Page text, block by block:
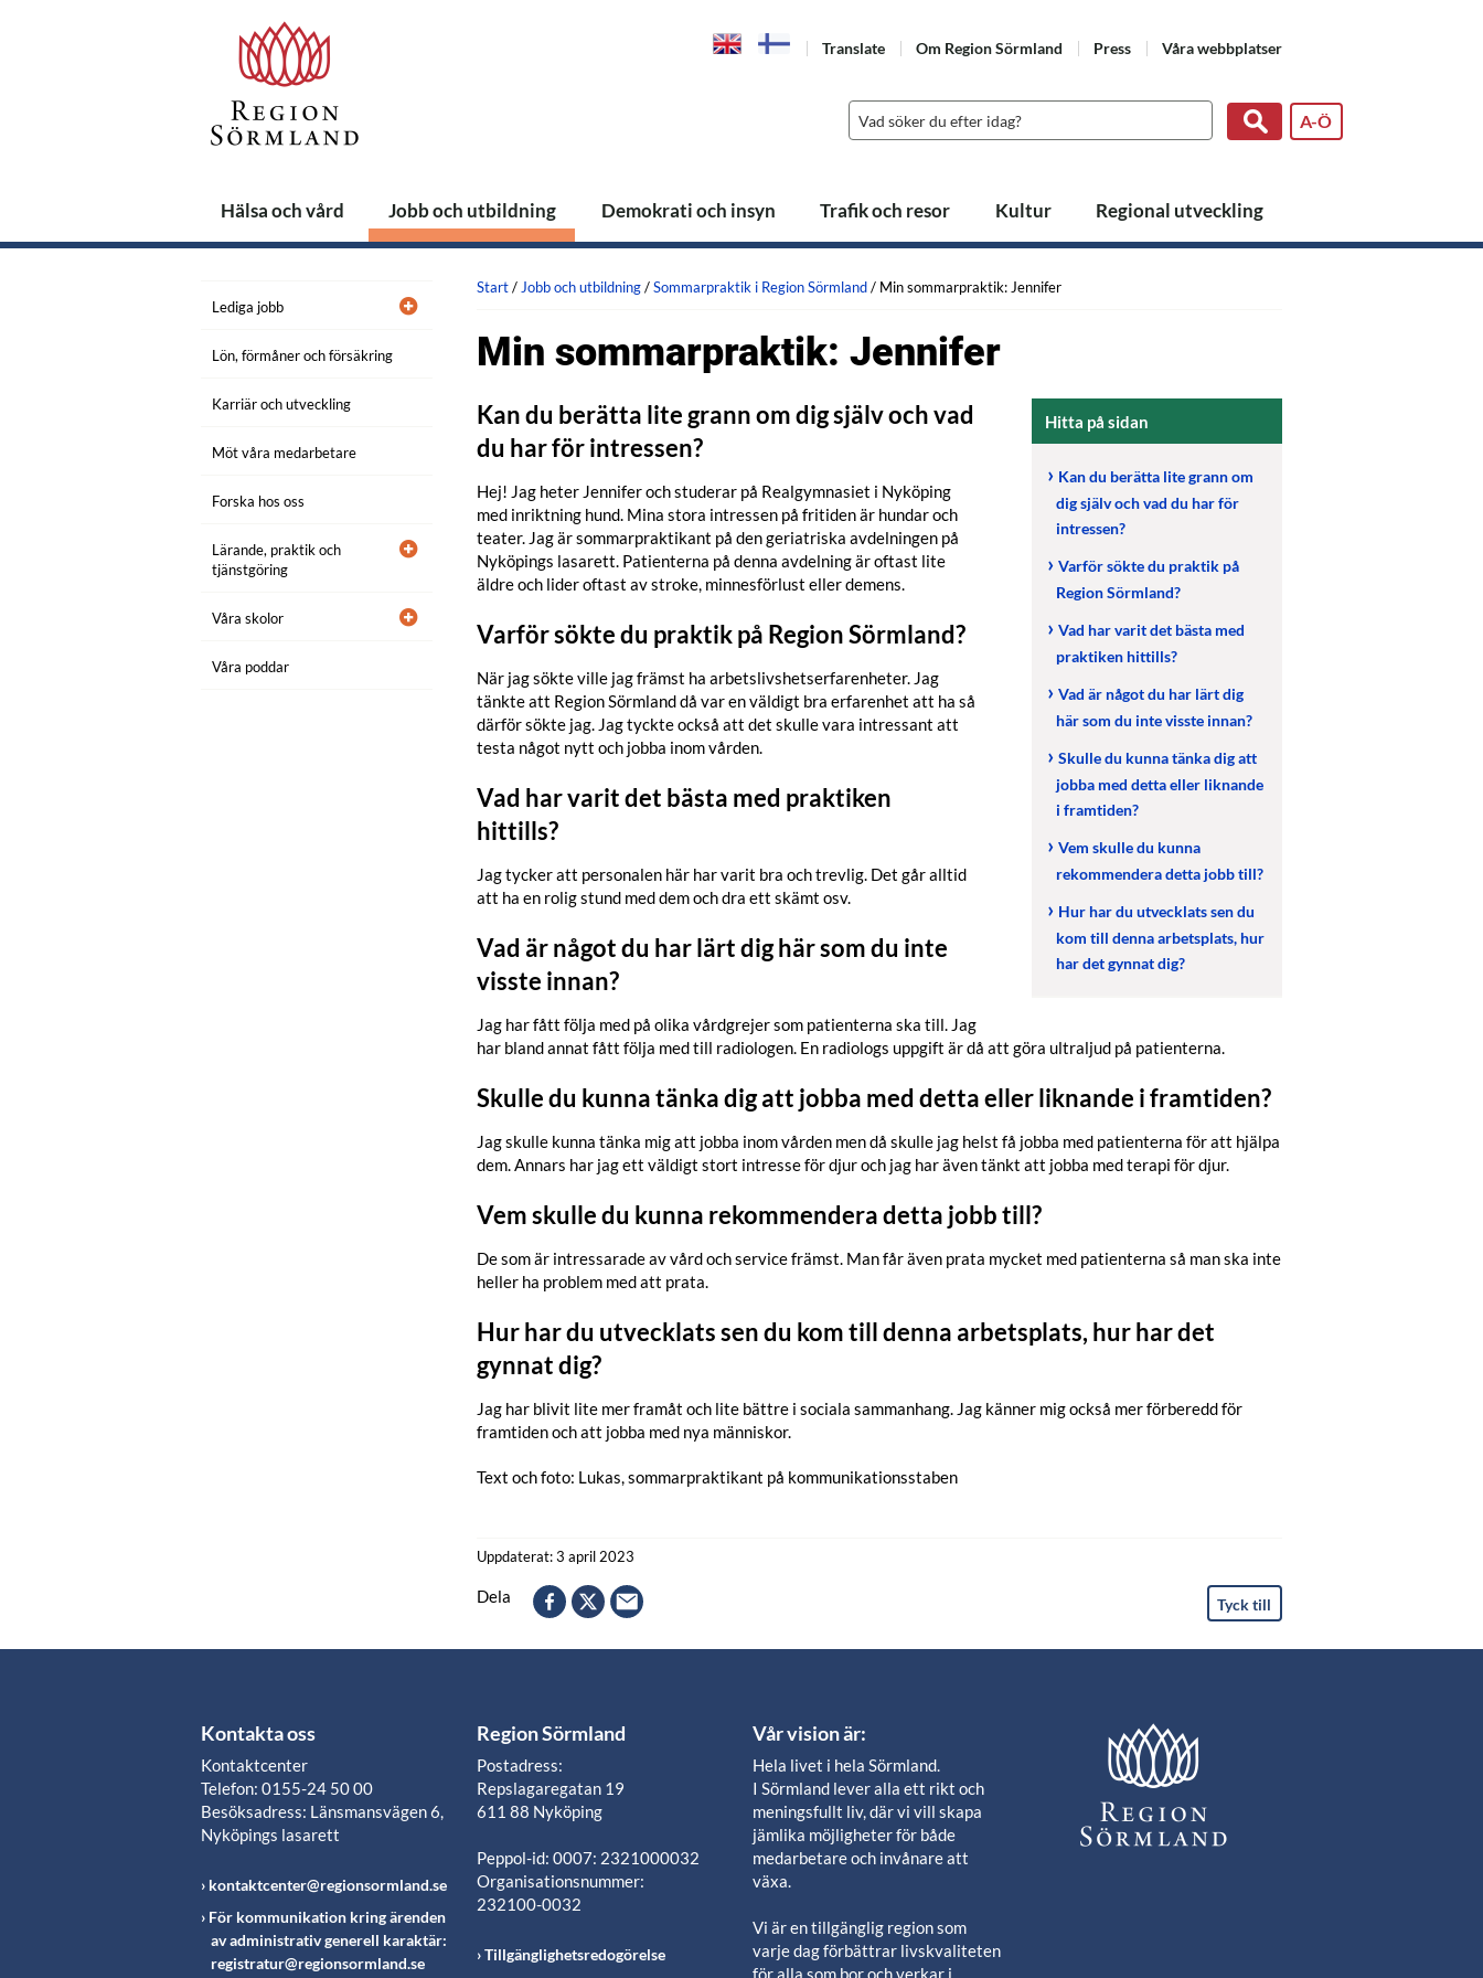
Translate Om Region Sörmland Press Våra webbplatser
A-Ö
Hälsa och vård Jobb och utbildning Demokrati och insyn Trafik och resor Kultur Regional utveckling
Lediga jobb
Lön, förmåner och försäkring
Karriär och utveckling
Möt våra medarbetare
Forska hos oss
Lärande, praktik och
tjänstgöring
Våra skolor
Våra poddar
Start/ Jobb och utbildning/Sommarpraktik i Region Sörmland/ Min sommarpraktik: Jennifer
Min sommarpraktik: Jennifer
Hitta på sidan
Kan du berätta lite grann om
dig själv och vad du har för
intressen?
Varför sökte du praktik på
Region Sörmland?
Vad har varit det bästa med
praktiken hittills?
Vad är något du har lärt dig
här som du inte visste innan?
Skulle du kunna tänka dig att
jobba med detta eller liknande
i framtiden?
Vem skulle du kunna
rekommendera detta jobb till?
Hur har du utvecklats sen du
kom till denna arbetsplats, hur
har det gynnat dig?
Kan du berätta lite grann om dig själv och vad
du har för intressen?
Hej! Jag heter Jennifer och studerar på Realgymnasiet i Nyköping
med inriktning hund. Mina stora intressen på fritiden är hundar och
teater. Jag är sommarpraktikant på den geriatriska avdelningen på
Nyköpings lasarett. Patienterna på denna avdelning är oftast lite
äldre och lider oftast av stroke, minnesförlust eller demens.
Varför sökte du praktik på Region Sörmland?
När jag sökte ville jag främst ha arbetslivshetserfarenheter. Jag
tänkte att Region Sörmland då var en väldigt bra erfarenhet att ha så
därför sökte jag. Jag tyckte också att det skulle vara intressant att
testa något nytt och jobba inom vården.
Vad har varit det bästa med praktiken
hittills?
Jag tycker att personalen här har varit bra och trevlig. Det går alltid
att ha en rolig stund med dem och dra ett skämt osv.
Vad är något du har lärt dig här som du inte
visste innan?
Jag har fått följa med på olika vårdgrejer som patienterna ska till. Jag
har bland annat fått följa med till radiologen. En radiologs uppgift är då att göra ultraljud på patienterna.
Skulle du kunna tänka dig att jobba med detta eller liknande i framtiden?
Jag skulle kunna tänka mig att jobba inom vården men då skulle jag helst få jobba med patienterna för att hjälpa
dem. Annars har jag ett väldigt stort intresse för djur och jag har även tänkt att jobba med terapi för djur.
Vem skulle du kunna rekommendera detta jobb till?
De som är intressarade av vård och service främst. Man får även prata mycket med patienterna så man ska inte
heller ha problem med att prata.
Hur har du utvecklats sen du kom till denna arbetsplats, hur har det
gynnat dig?
Jag har blivit lite mer framåt och lite bättre i sociala sammanhang. Jag känner mig också mer förberedd för
framtiden och att jobba med nya människor.
Text och foto: Lukas, sommarpraktikant på kommunikationsstaben
Uppdaterat: 3 april 2023
Dela Tyck till
Kontakta oss
Kontaktcenter
Telefon: 0155-24 50 00
Besöksadress: Länsmansvägen 6,
Nyköpings lasarett
kontaktcenter@regionsormland.se
För kommunikation kring ärenden
av administrativ generell karaktär:
registratur@regionsormland.se
Region Sörmland
Postadress:
Repslagaregatan 19
611 88 Nyköping
Peppol-id: 0007: 2321000032
Organisationsnummer:
232100-0032
Tillgänglighetsredogörelse
Vår vision är:
Hela livet i hela Sörmland.
I Sörmland lever alla ett rikt och
meningsfullt liv, där vi vill skapa
jämlika möjligheter för både
medarbetare och invånare att
växa.
Vi är en tillgänglig region som
varje dag förbättrar livskvaliteten
för alla som bor och verkar i